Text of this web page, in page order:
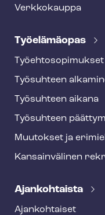
Verkkokauppa
Työelämäopas
Työ­eh­to­so­pi­muk­set
Työsuhteen
Työsuhteen aikana
Työsuhteen
Muutokset ja
Kansainvälinen
Ajankohtaista
Ajankohtaiset